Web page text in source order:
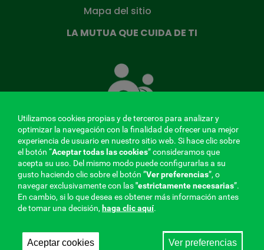
Mapa del sitio
LA MUTUA QUE CUIDA DE TI
Mutua
que
MENÚ
REDES
SOCIALES
V20
Aviso legal|Privacidad
Utilizamos cookies propias y de terceros para analizar y
optimizar la navegación con la finalidad de ofrecer una mejor
experiencia de usuario en nuestro sitio web. Si hace clic sobre
el botón “Aceptar todas las cookies” consideramos que
acepta su uso. Del mismo modo puede configurarlas a su
gusto haciendo clic sobre el botón ”Ver preferencias”, o
navegar exclusivamente con las"estrictamentenecesarias”.
En cambio, si lo que desea es obtener más información antes
de tomar una decisión, haga clic aquí.
Aceptar cookies Ver preferencias